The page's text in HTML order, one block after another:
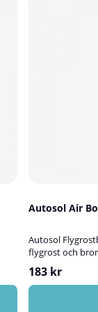
Autosol Air
Autosol
flygrost och
små, rödbruna
dessa inte tas
metall. Autosol
skonsam
183 kr